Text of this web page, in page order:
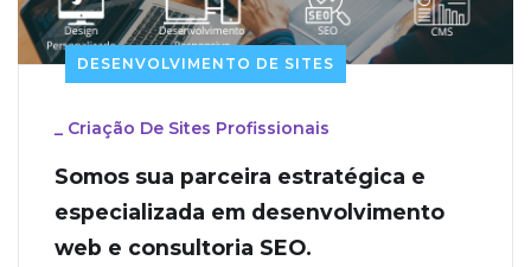
DESENVOLVIMENTO DE SITES
_ Criação De Sites Profissionais
Somos sua parceira estratégica e
especializada em desenvolvimento
web e consultoria SEO.